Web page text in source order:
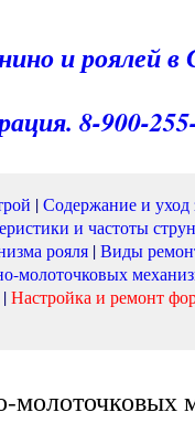
и роялей в
8-900-
|Содержание и уход
и частоты струн
рояля|Виды
молоточковых
|Настройка и ремонт
молоточковых